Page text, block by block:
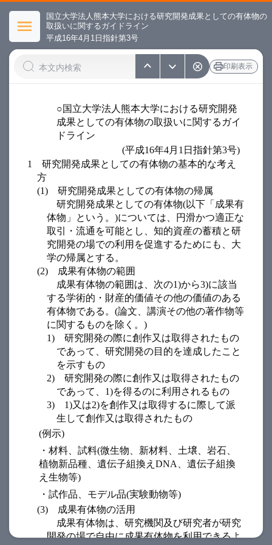
国立大学法人熊本大学における研究開発成果としての有体物の
取扱いに関するガイドライン
平成16年4月1日指針第3号
印刷表示
○国立大学法人熊本大学における研究開発
成果としての有体物の取扱いに関するガイ
ドライン
(平成16年4月1日指針第3号)
1 研究開発成果としての有体物の基本的な考え
方
(1) 研究開発成果としての有体物の帰属
研究開発成果としての有体物(以下「成果有
体物」という。)については、円滑かつ適正な
取引・流通を可能とし、知的資産の蓄積と研
究開発の場での利用を促進するためにも、大
学の帰属とする。
(2)
成果有体物の範囲
成果有体物の範囲は、次の1)から3)に該当
する学術的・財産的価値その他の価値のある
有体物である。(論文、講演その他の著作物等
に関するものを除く。)
1) 研究開発の際に創作又は取得されたもの
であって、研究開発の目的を達成したこと
を示すもの
2) 研究開発の際に創作又は取得されたもの
であって、1)を得るのに利用されるもの
3) 1)又は2)を創作又は取得するに際して派
生して創作又は取得されたもの
(例示)
・材料、試料(微生物、新材料、土壌、岩石、
植物新品種、遺伝子組換えDNA、遺伝子組換
え生物等)
・試作品、モデル品(実験動物等)
(3)
成果有体物の活用
成果有体物は、研究機関及び研究者が研究
開発の場で自由に成果有体物を利用できるよ